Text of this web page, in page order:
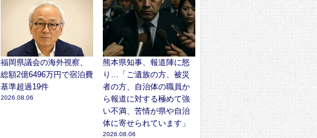
福岡県議会の海外視察、
総額2億6496万円で宿泊費
基準超過19件
2026.08.06
熊本県知事、報道陣に怒
り…「ご遺族の方、被災
者の方、自治体の職員か
ら報道に対する極めて強
い不満、苦情が県や自治
体に寄せられています」
2026.08.06